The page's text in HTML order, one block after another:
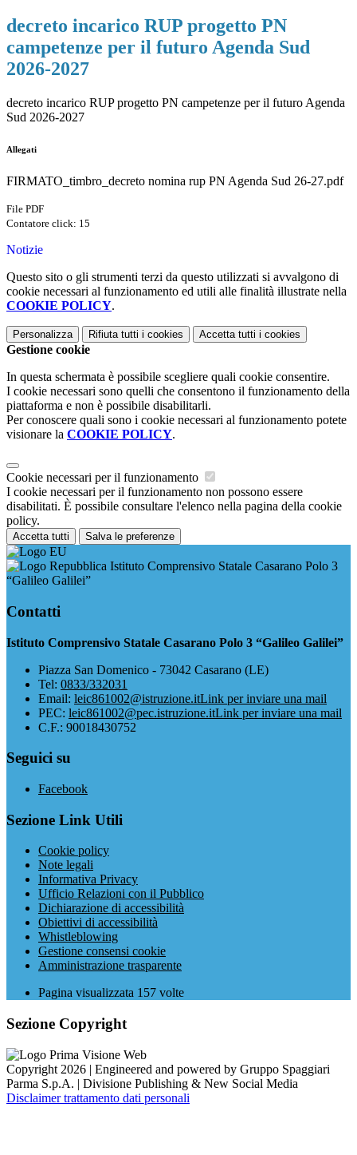
decreto incarico RUP progetto PN
campetenze per il futuro Agenda Sud
2026-2027
decreto incarico RUP progetto PN campetenze per il futuro Agenda
Sud 2026-2027
Allegati
FIRMATO_timbro_decreto nomina rup PN Agenda Sud 26-27.pdf
File PDF
Contatore click: 15
Notizie
Questo sito o gli strumenti terzi da questo utilizzati si avvalgono di
cookie necessari al funzionamento ed utili alle finalità illustrate nella
COOKIE POLICY.
Personalizza Rifiuta tutti i cookies Accetta tutti i cookies
Gestione cookie
In questa schermata è possibile scegliere quali cookie consentire.
I cookie necessari sono quelli che consentono il funzionamento della
piattaforma e non è possibile disabilitarli.
Per conoscere quali sono i cookie necessari al funzionamento potete
visionare la COOKIE POLICY.
Cookie necessari per il funzionamento
I cookie necessari per il funzionamento non possono essere
disabilitati. È possibile consultare l'elenco nella pagina della cookie
policy.
Accetta tutti Salva le preferenze
Istituto Comprensivo Statale Casarano Polo 3
“Galileo Galilei”
Contatti
Istituto Comprensivo Statale Casarano Polo 3 “Galileo Galilei”
Piazza San Domenico - 73042 Casarano (LE)
Tel: 0833/332031
Email: leic861002@istruzione.itLink per inviare una mail
PEC: leic861002@pec.istruzione.itLink per inviare una mail
C.F.: 90018430752
Seguici su
Facebook
Sezione Link Utili
Cookie policy
Note legali
Informativa Privacy
Ufficio Relazioni con il Pubblico
Dichiarazione di accessibilità
Obiettivi di accessibilità
Whistleblowing
Gestione consensi cookie
Amministrazione trasparente
Pagina visualizzata 157 volte
Sezione Copyright
Copyright 2026 | Engineered and powered by Gruppo Spaggiari
Parma S.p.A. | Divisione Publishing & New Social Media
Disclaimer trattamento dati personali